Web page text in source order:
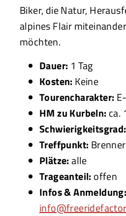
Biker, die Natur,
alpines Flair
möchten.
Dauer: 1 Tag
Kosten: Keine
Tourencharakter:
HM zu Kurbeln: ca.
Schwierigkeitsgrad:
Treffpunkt:
Plätze:alle
Trageanteil: offen
Infos & Anmeldung: